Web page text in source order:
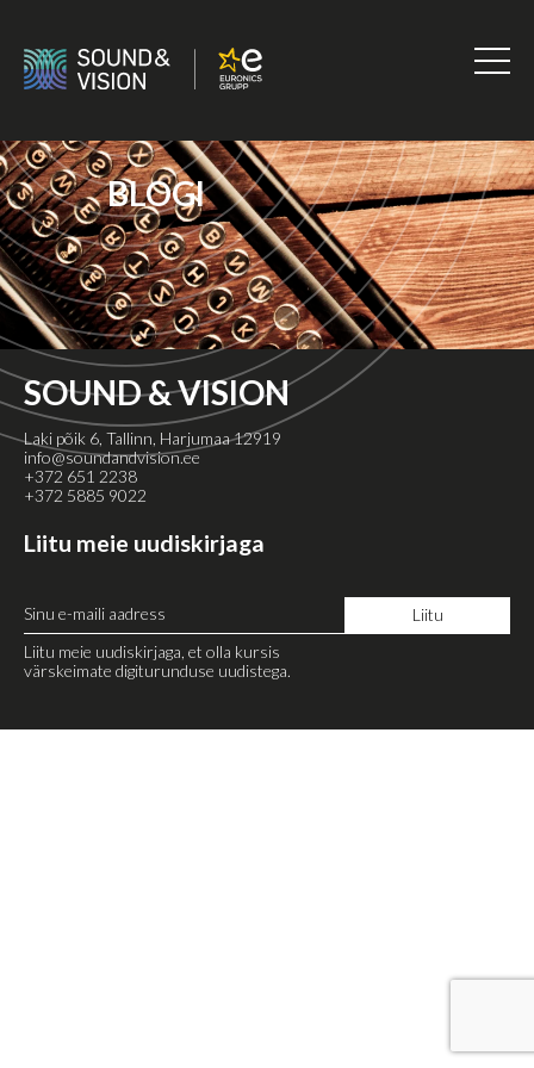
content
Sound
BLOGI
SOUND & VISION
Laki põik 6, Tallinn, Harjumaa 12919
info@soundandvision.ee
+372 651 2238
+372 5885 9022
Liitu meie uudiskirjaga
Liitu meie uudiskirjaga, et olla kursis
värskeimate digiturunduse uudistega.